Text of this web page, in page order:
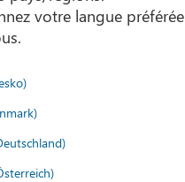
votre langue préférée